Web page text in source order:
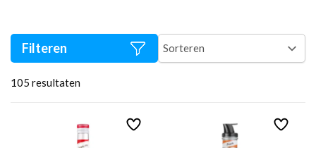
105 resultaten
Filteren